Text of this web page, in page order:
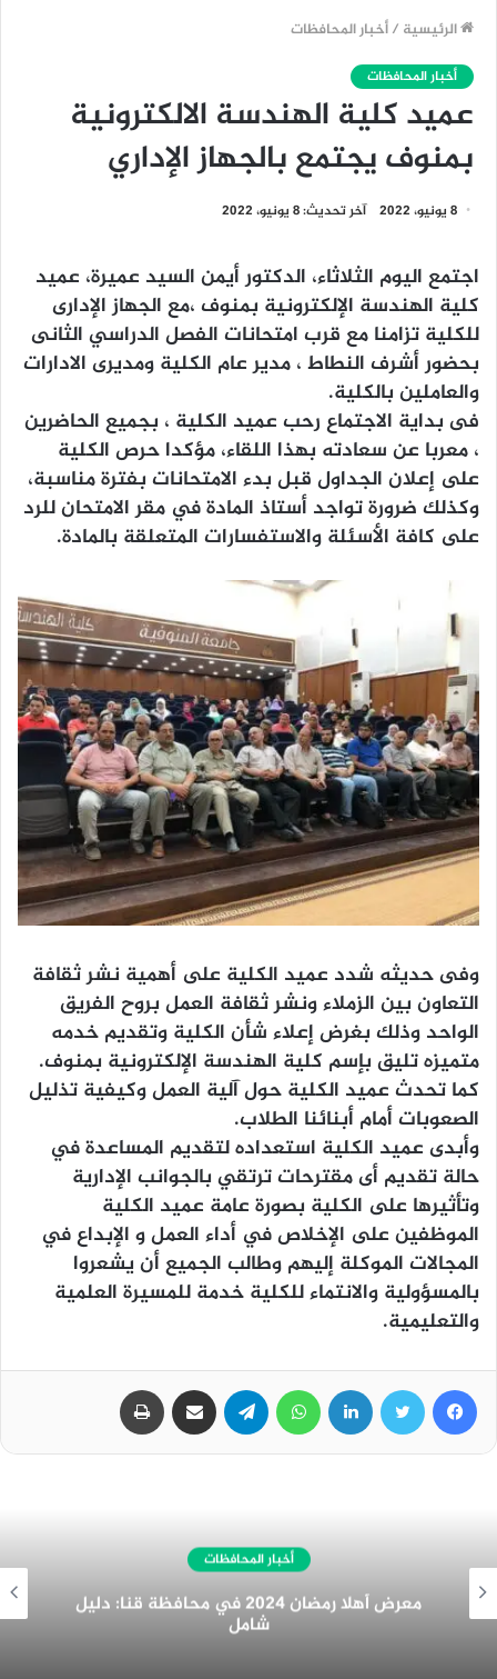
الرئيسية /أخبار المحافظات
أخبار المحافظات
عميد كلية الهندسة الالكترونية
بمنوف يجتمع بالجهاز الإداري
8 يونيو، 2022 آخر تحديث: 8 يونيو، 2022
اجتمع اليوم الثلاثاء، الدكتور أيمن السيد عميرة، عميد
كلية الهندسة الإلكترونية بمنوف ،مع الجهاز الإدارى
للكلية تزامنا مع قرب امتحانات الفصل الدراسي الثانى
بحضور أشرف النطاط ، مدير عام الكلية ومديرى الادارات
والعاملين بالكلية.
فى بداية الاجتماع رحب عميد الكلية ، بجميع الحاضرين
، معربا عن سعادته بهذا اللقاء، مؤكدا حرص الكلية
على إعلان الجداول قبل بدء الامتحانات بفترة مناسبة،
وكذلك ضرورة تواجد أستاذ المادة في مقر الامتحان للرد
على كافة الأسئلة والاستفسارات المتعلقة بالمادة.
وفى حديثه شدد عميد الكلية على أهمية نشر ثقافة
التعاون بين الزملاء ونشر ثقافة العمل بروح الفريق
الواحد وذلك بغرض إعلاء شأن الكلية وتقديم خدمه
متميزه تليق بإسم كلية الهندسة الإلكترونية بمنوف.
كما تحدث عميد الكلية حول آلية العمل وكيفية تذليل
الصعوبات أمام أبنائنا الطلاب.
وأبدى عميد الكلية استعداده لتقديم المساعدة في
حالة تقديم أى مقترحات ترتقي بالجوانب الإدارية
وتأثيرها على الكلية بصورة عامة عميد الكلية
الموظفين على الإخلاص في أداء العمل و الإبداع في
المجالات الموكلة إليهم وطالب الجميع أن يشعروا
بالمسؤولية والانتماء للكلية خدمة للمسيرة العلمية
والتعليمية.
أخبار المحافظات
غرفة المنيا التجارية تُهنئ الرئيس السيسي
بمناسبة الولاية الجديدة